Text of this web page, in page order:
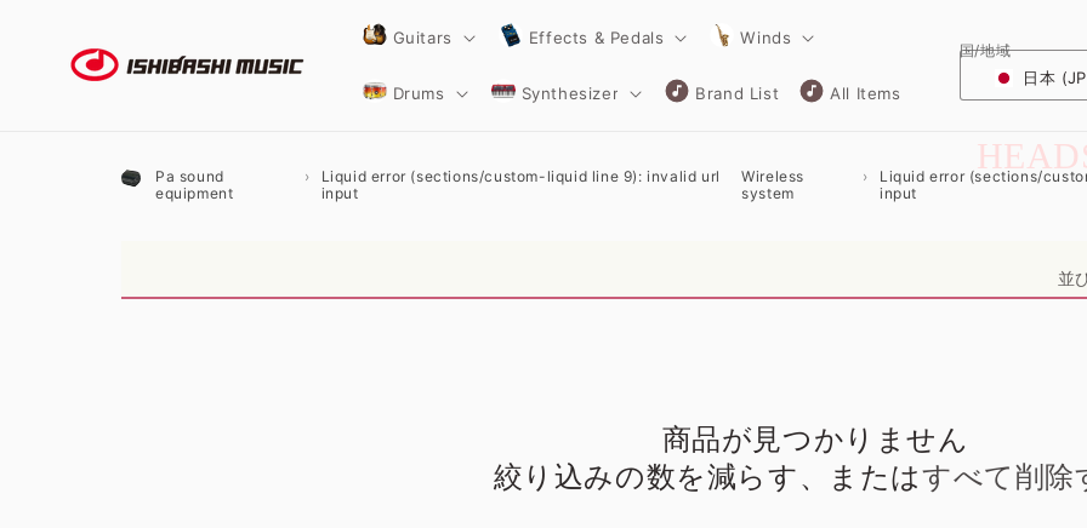
Guitars Effects & Pedals Winds
Drums Synthesizer Brand List All Items
国/地域
日本
コ
シ
Pa sound
equipment
Liquid error (sections/custom-liquid line 9): invalid url
input
Wireless
system
Liquid error (sections/
input
並
商品が見つかりません
絞り込みの数を減らす、またはすべて削除